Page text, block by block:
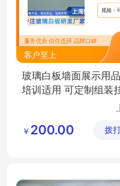
玻璃白板墙面展示用
培训适用 可定制组装
￥ 200.00 拨